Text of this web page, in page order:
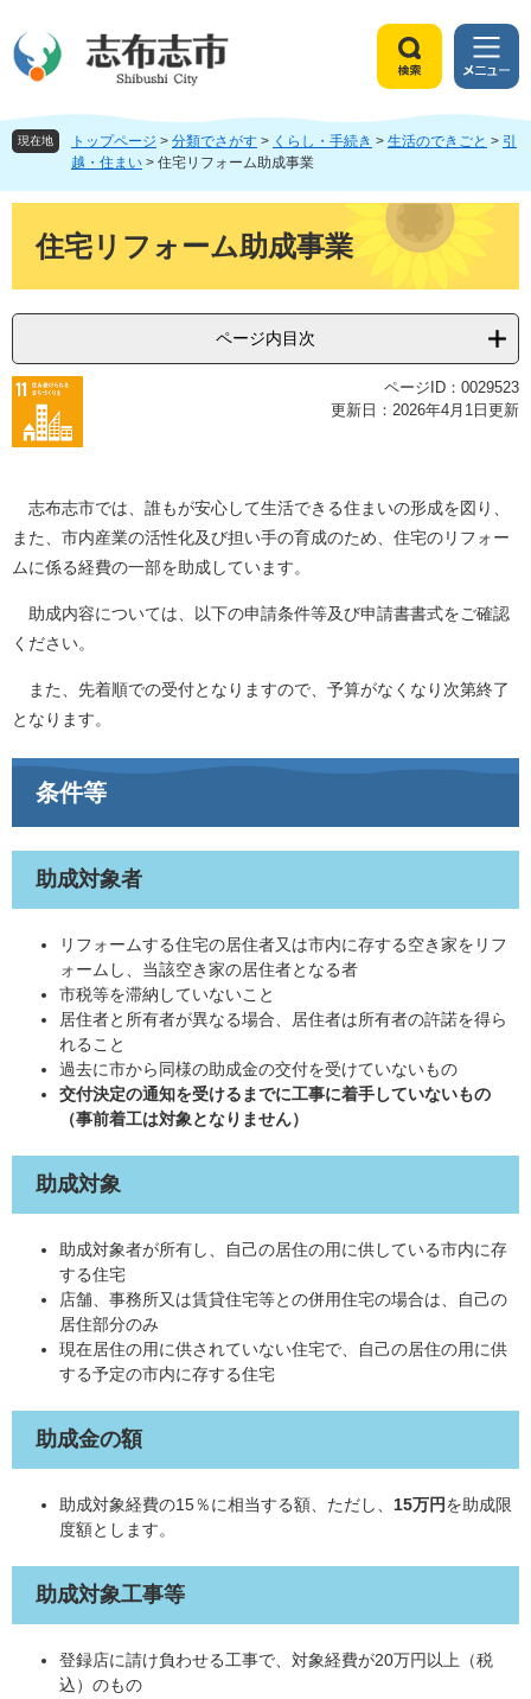
ジ
頭
ュ
飛
へ
索
メ
ニ
ュ
ー
現在地 トップページ > 分類でさがす > くらし・手続き > 生活のできごと > 引
越・住まい > 住宅リフォーム助成事業
住宅リフォーム助成事業
ページ内目次
ページID：0029523
更新日：2026年4月1日更新
志布志市では、誰もが安心して生活できる住まいの形成を図り、
また、市内産業の活性化及び担い手の育成のため、住宅のリフォー
ムに係る経費の一部を助成しています。
助成内容については、以下の申請条件等及び申請書書式をご確認
ください。
また、先着順での受付となりますので、予算がなくなり次第終了
となります。
条件等
助成対象者
リフォームする住宅の居住者又は市内に存する空き家をリフ
ォームし、当該空き家の居住者となる者
市税等を滞納していないこと
居住者と所有者が異なる場合、居住者は所有者の許諾を得ら
れること
過去に市から同様の助成金の交付を受けていないもの
交付決定の通知を受けるまでに工事に着手していないもの
（事前着工は対象となりません）
助成対象
助成対象者が所有し、自己の居住の用に供している市内に存
する住宅
店舗、事務所又は賃貸住宅等との併用住宅の場合は、自己の
居住部分のみ
現在居住の用に供されていない住宅で、自己の居住の用に供
する予定の市内に存する住宅
助成金の額
助成対象経費の15％に相当する額、ただし、 15万円を助成限
度額とします。
助成対象工事等
登録店に請け負わせる工事で、対象経費が20万円以上（税
込）のもの